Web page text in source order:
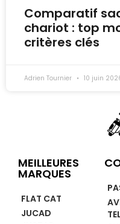
Comparatif
chariot : top
critères clés
Adrien Tournier 10 juin
MEILLEURES
MARQUES
FLAT CAT
JUCAD